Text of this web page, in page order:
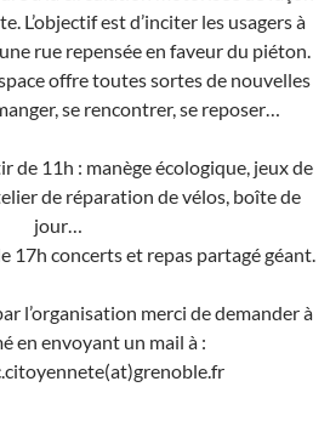
L’objectif est d’inciter les usagers à
rue repensée en faveur du piéton.
offre toutes sortes de nouvelles
se rencontrer, se reposer…
de 11h : manège écologique, jeux de
de réparation de vélos, boîte de
jour…
17h concerts et repas partagé géant.
l’organisation merci de demander à
en envoyant un mail à :